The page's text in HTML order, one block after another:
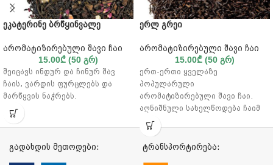
ეკატერინე ბრწყინვალე
არომატიზირებული შავი ჩაი
15.00₾ (50 გრ)
შეიცავს ინდურ და ჩინურ შავ
ჩაის, ვარდის ფურცლებს და
მარწყვის ნაჭრებს.
ერლ გრეი
არომატიზირებული შავი ჩაი
15.00₾ (50 გრ)
ერთ-ერთი ყველაზე
პოპულარული
არომატიზირებული შავი ჩაი.
აღნიშნული სახელწოდება ჩაიმ
მე-19 საუკუნეში მიიღო
დიპლომატ ჩარლზ გრეისგან,
რომელმაც ჩაის ეს სახეობა
გადახდის მეთოდები: ტრანსპორტირება: